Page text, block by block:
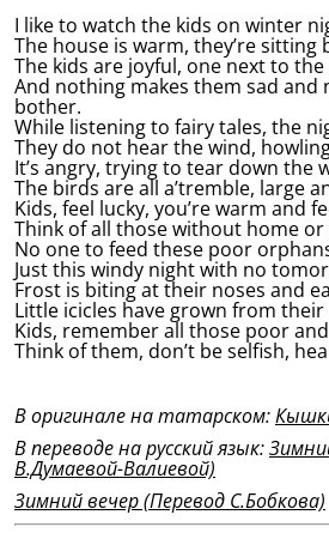
I like to watch the kids on winter
The house is warm, they’re sitting
The kids are joyful, one next to
And nothing makes them sad and
bother.
While listening to fairy tales, the
They do not hear the wind,
It’s angry, trying to tear down the
The birds are all a’tremble, large
Kids, feel lucky, you’re warm and
Think of all those without home or
No one to feed these poor
Just this windy night with no
Frost is biting at their noses and
Little icicles have grown from their
Kids, remember all those poor
Think of them, don’t be selfish,
В оригинале на татарском:
В переводе на русский язык:
В.Думаевой-Валиевой)
Зимний вечер (Перевод С.Бобкова)